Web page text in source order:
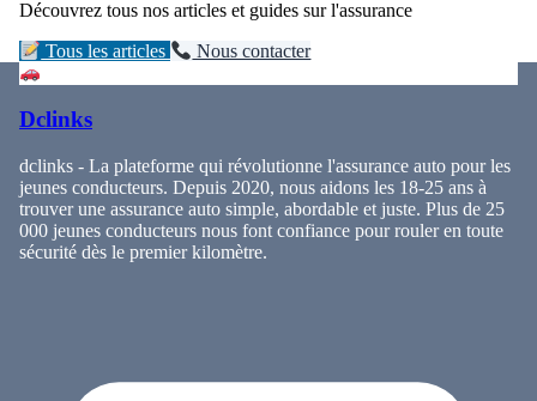
Découvrez tous nos articles et guides sur l'assurance
Tous les articles Nous contacter
Dclinks
dclinks - La plateforme qui révolutionne l'assurance auto pour les
jeunes conducteurs. Depuis 2020, nous aidons les 18-25 ans à
trouver une assurance auto simple, abordable et juste. Plus de 25
000 jeunes conducteurs nous font confiance pour rouler en toute
sécurité dès le premier kilomètre.